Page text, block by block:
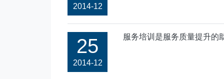
2014-12
25
2014-12
服务培训是服务质量提升的